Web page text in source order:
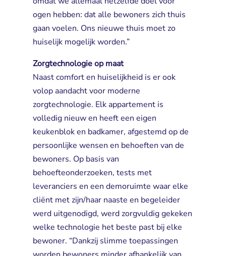
ogen hebben: dat alle bewoners zich thuis
gaan voelen. Ons nieuwe thuis moet zo
huiselijk mogelijk worden.”
Zorgtechnologie op maat
Naast comfort en huiselijkheid is er ook
volop aandacht voor moderne
zorgtechnologie. Elk appartement is
volledig nieuw en heeft een eigen
keukenblok en badkamer, afgestemd op de
persoonlijke wensen en behoeften van de
bewoners. Op basis van
behoefteonderzoeken, tests met
leveranciers en een demoruimte waar elke
cliënt met zijn/haar naaste en begeleider
werd uitgenodigd, werd zorgvuldig gekeken
welke technologie het beste past bij elke
bewoner. “Dankzij slimme toepassingen